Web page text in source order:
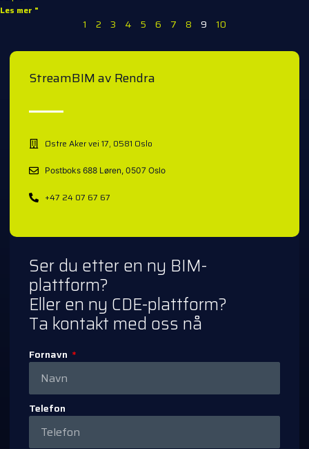
Les mer "
1 2 3 4 5 6 7 8 9 10
StreamBIM av Rendra
Østre Aker vei 17, 0581 Oslo
Postboks 688 Løren, 0507 Oslo
+47 24 07 67 67
Ser du etter en ny BIM-
plattform?
Eller en ny CDE-plattform?
Ta kontakt med oss nå
Fornavn
Telefon